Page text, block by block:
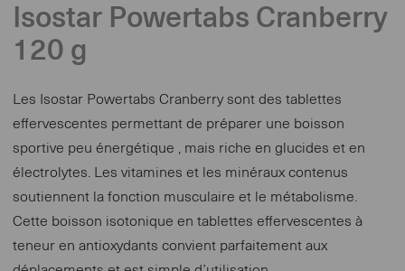
Isostar Powertabs Cranberry
120 g
Les Isostar Powertabs Cranberry sont des tablettes
effervescentes permettant de préparer une boisson
sportive peu énergétique , mais riche en glucides et en
électrolytes. Les vitamines et les minéraux contenus
soutiennent la fonction musculaire et le métabolisme.
Cette boisson isotonique en tablettes effervescentes à
teneur en antioxydants convient parfaitement aux